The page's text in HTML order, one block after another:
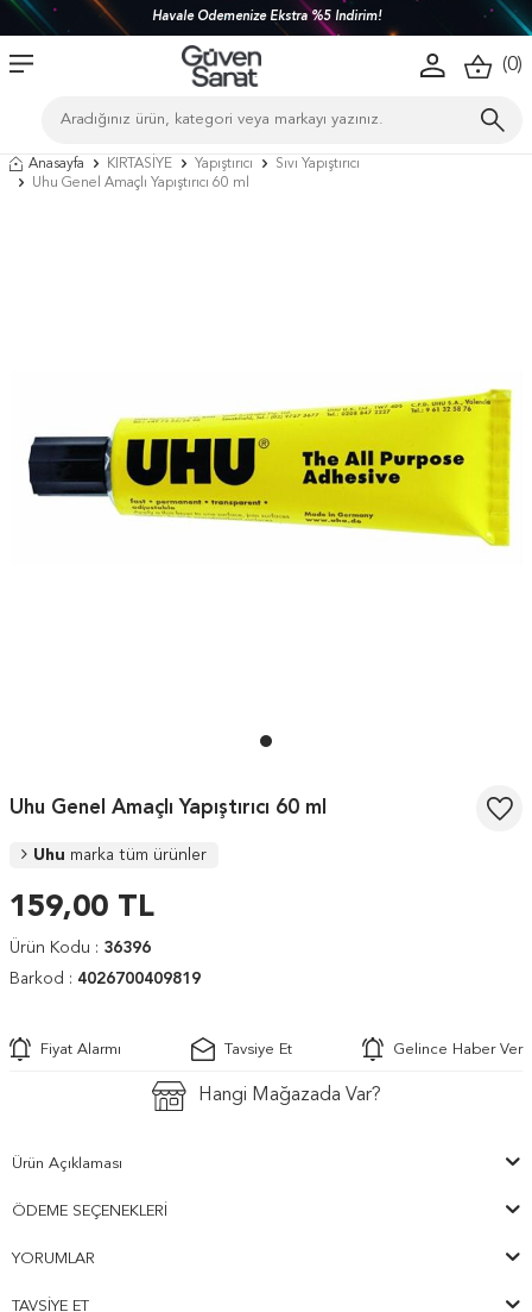
Havale Ödemenize Ekstra %5 İndirim!
(0)
Anasayfa KIRTASİYE Yapıştırıcı
Sıvı Yapıştırıcı
Uhu Genel Amaçlı Yapıştırıcı 60 ml
Uhu Genel Amaçlı Yapıştırıcı 60 ml
Uhu marka tüm ürünler
159,00 TL
Ürün Kodu : 36396
Barkod : 4026700409819
Fiyat Alarmı Tavsiye Et Gelince Haber Ver
Hangi Mağazada Var?
Ürün Açıklaması
ÖDEME SEÇENEKLERI
YORUMLAR
TAVSIYE ET